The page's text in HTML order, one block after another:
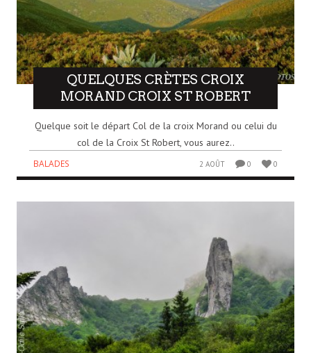
QUELQUES CRÈTES CROIX
MORAND CROIX ST ROBERT
Quelque soit le départ Col de la croix Morand ou celui du
col de la Croix St Robert, vous aurez..
BALADES 2 AOÛT 0 0